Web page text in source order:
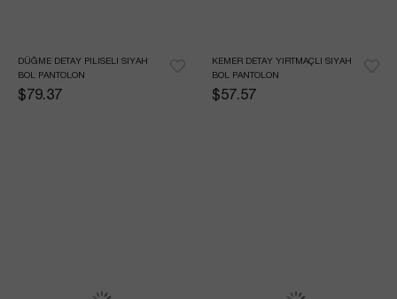
DÜĞME DETAY PILISELI SIYAH
BOL PANTOLON
$79.37
KEMER DETAY YIRTMAÇLI SIYAH
BOL PANTOLON
$57.57